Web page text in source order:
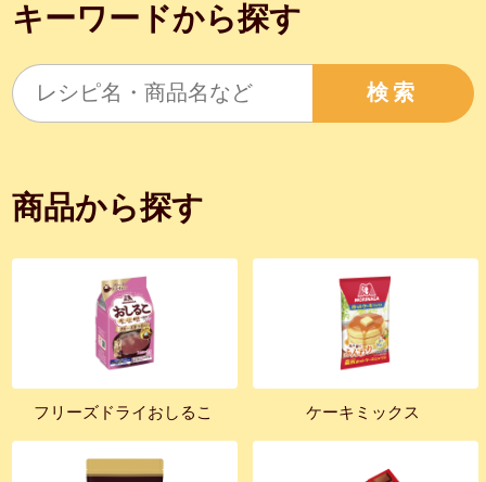
キーワードから探す
検索
商品から探す
フリーズドライおしるこ ケーキミックス